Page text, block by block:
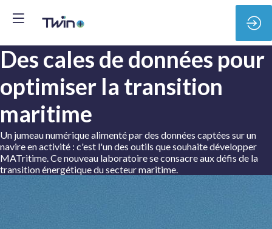
Des cales de données pour
optimiser la transition
maritime
Un jumeau numérique alimenté par des données captées sur un
navire en activité : c'est l'un des outils que souhaite développer
MATritime. Ce nouveau laboratoire se consacre aux défis de la
transition énergétique du secteur maritime.